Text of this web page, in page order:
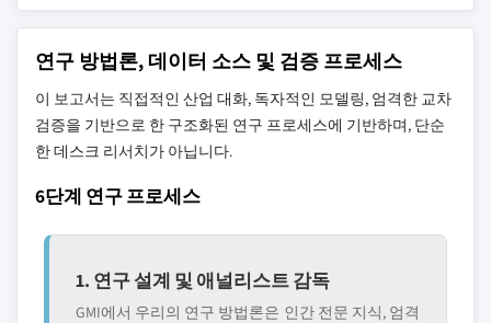
연구 방법론, 데이터 소스 및 검증 프로세스
이 보고서는 직접적인 산업 대화, 독자적인 모델링, 엄격한 교차
검증을 기반으로 한 구조화된 연구 프로세스에 기반하며, 단순
한 데스크 리서치가 아닙니다.
6단계 연구 프로세스
1. 연구 설계 및 애널리스트 감독
GMI에서 우리의 연구 방법론은 인간 전문 지식, 엄격